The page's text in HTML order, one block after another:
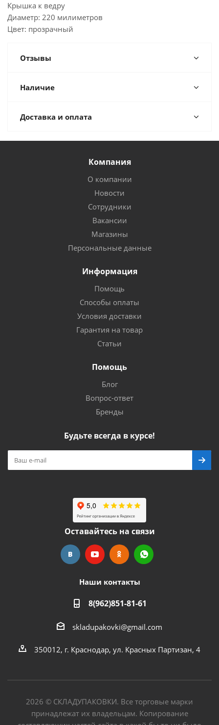
Крышка к ведру
Диаметр: 220 милиметров
Цвет: прозрачный
Отзывы
Наличие
Доставка и оплата
Компания
О компании
Новости
Сотрудники
Вакансии
Магазины
Персональные данные
Информация
Помощь
Способы оплаты
Условия доставки
Гарантия на товар
Статьи
Помощь
Блог
Вопрос-ответ
Бренды
Будьте всегда в курсе!
Оставайтесь на связи
Наши контакты
8(962)851-81-61
skladupakovki@gmail.com
350012, г. Краснодар, ул. Красных Партизан, 4
2026 © СКЛАДУПАКОВКИ. Все торговые марки
принадлежат их владельцам. Копирование